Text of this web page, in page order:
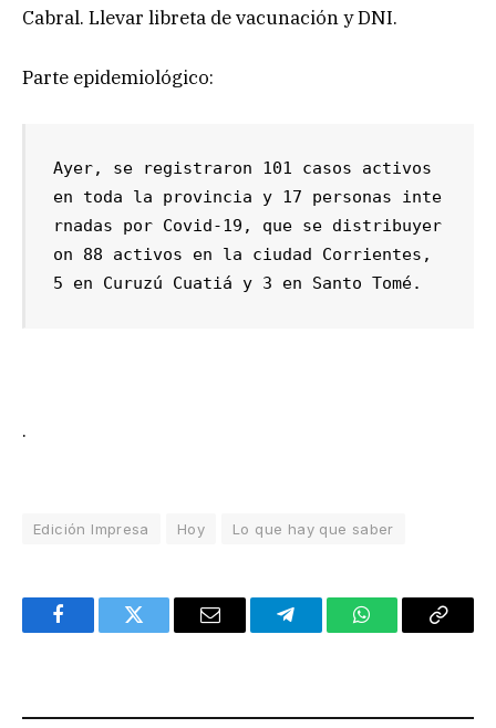
Cabral. Llevar libreta de vacunación y DNI.
Parte epidemiológico:
Ayer, se registraron 101 casos activos
en toda la provincia y 17 personas inte
rnadas por Covid-19, que se distribuyer
on 88 activos en la ciudad Corrientes,
5 en Curuzú Cuatiá y 3 en Santo Tomé.
.
Edición Impresa Hoy Lo que hay que saber
FacebookTwitter Email TelegramWhatsAppCopy